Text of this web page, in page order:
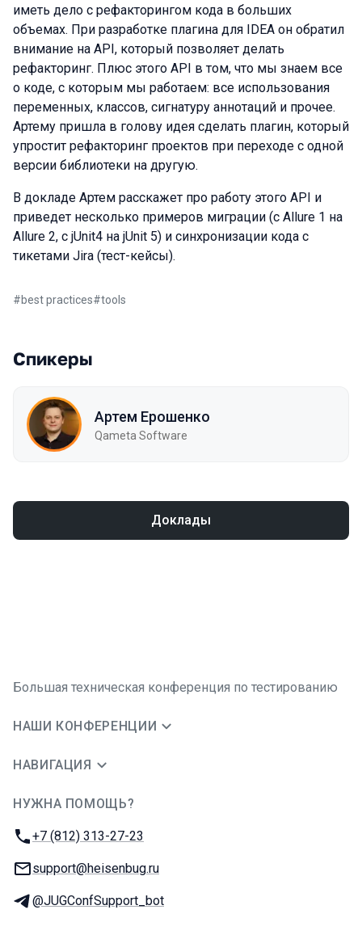
иметь дело с рефакторингом кода в больших
объемах. При разработке плагина для IDEA он обратил
внимание на API, который позволяет делать
рефакторинг. Плюс этого API в том, что мы знаем все
о коде, с которым мы работаем: все использования
переменных, классов, сигнатуру аннотаций и прочее.
Артему пришла в голову идея сделать плагин, который
упростит рефакторинг проектов при переходе с одной
версии библиотеки на другую.
В докладе Артем расскажет про работу этого API и
приведет несколько примеров миграции (с Allure 1 на
Allure 2, с jUnit4 на jUnit 5) и синхронизации кода с
тикетами Jira (тест-кейсы).
#best practices#tools
Спикеры
Артем Ерошенко
Qameta Software
Доклады
Большая техническая конференция по тестированию
НАШИ КОНФЕРЕНЦИИ
НАВИГАЦИЯ
НУЖНА ПОМОЩЬ?
Телефон:
+7 (812) 313-27-23
E-mail:
support@heisenbug.ru
Телеграм:
@JUGConfSupport_bot